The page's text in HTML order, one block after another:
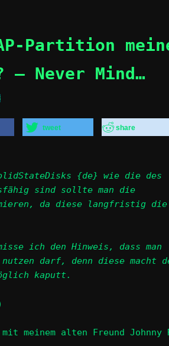
Partition
– Never Mind…
tweet share
{de} wie die des
sind sollte man die
da diese langfristig die
ich den Hinweis, dass man
darf, denn diese macht
kaputt.
meinem alten Freund Johnny